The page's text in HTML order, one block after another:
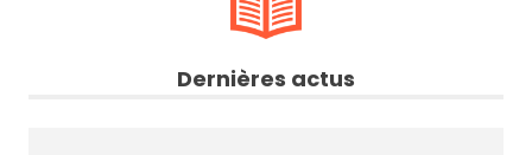
Dernières actus